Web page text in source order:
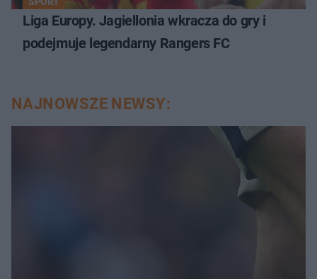
Liga Europy. Jagiellonia wkracza do gry i
podejmuje legendarny Rangers FC
NAJNOWSZE NEWSY: